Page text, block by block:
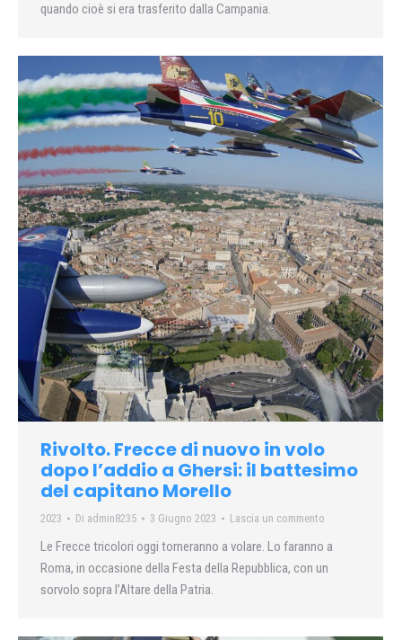
quando cioè si era trasferito dalla Campania.
Rivolto. Frecce di nuovo in volo
dopo l’addio a Ghersi: il battesimo
del capitano Morello
2023 Di admin8235 3 Giugno 2023 Lascia un commento
Le Frecce tricolori oggi torneranno a volare. Lo faranno a
Roma, in occasione della Festa della Repubblica, con un
sorvolo sopra l’Altare della Patria.